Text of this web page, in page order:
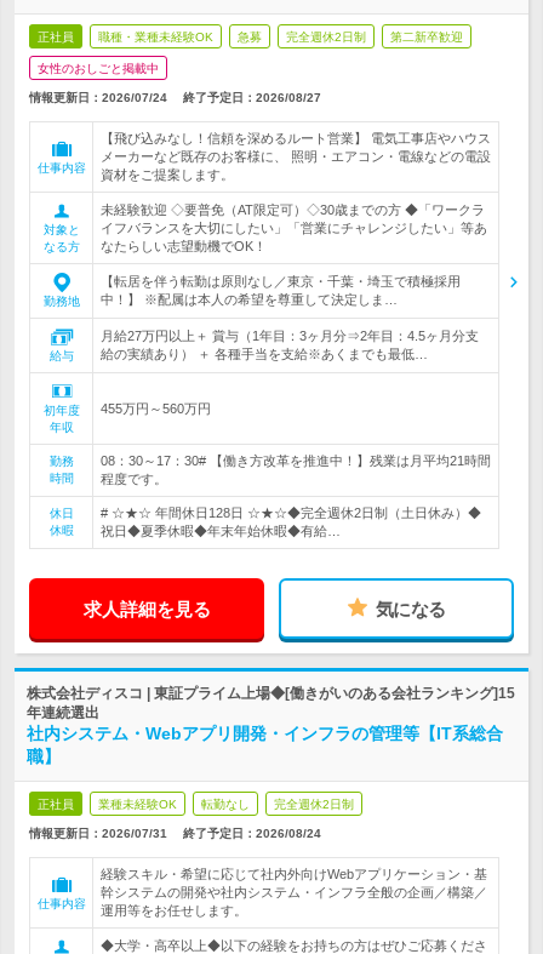
正社員 職種・業種未経験OK 急募 完全週休2日制 第二新卒歓迎
女性のおしごと掲載中
情報更新日：2026/07/24 終了予定日： 2026/08/27
仕事内容
【飛び込みなし！信頼を深めるルート営業】 電気工事店やハウス
メーカーなど既存のお客様に、 照明・エアコン・電線などの電設
資材をご提案します。
対象と
なる方
未経験歓迎 ◇要普免（AT限定可）◇30歳までの方 ◆「ワークラ
イフバランスを大切にしたい」「営業にチャレンジしたい」等あ
なたらしい志望動機でOK！
勤務地
【転居を伴う転勤は原則なし／東京・千葉・埼玉で積極採用
中！】 ※配属は本人の希望を尊重して決定しま…
給与
月給27万円以上＋ 賞与（1年目：3ヶ月分⇒2年目：4.5ヶ月分支
給の実績あり） ＋ 各種手当を支給※あくまでも最低…
初年度
年収
455万円～560万円
勤務
時間
08：30～17：30# 【働き方改革を推進中！】残業は月平均21時間
程度です。
休日
休暇
# ☆★☆ 年間休日128日 ☆★☆◆完全週休2日制（土日休み）◆
祝日◆夏季休暇◆年末年始休暇◆有給…
求人詳細を見る 気になる
株式会社ディスコ | 東証プライム上場◆[働きがいのある会社ランキング]15
年連続選出
社内システム・Webアプリ開発・インフラの管理等【IT系総合
職】
正社員 業種未経験OK 転勤なし 完全週休2日制
情報更新日：2026/07/31 終了予定日： 2026/08/24
仕事内容
経験スキル・希望に応じて社内外向けWebアプリケーション・基
幹システムの開発や社内システム・インフラ全般の企画／構築／
運用等をお任せします。
◆大学・高卒以上◆以下の経験をお持ちの方はぜひご応募くださ